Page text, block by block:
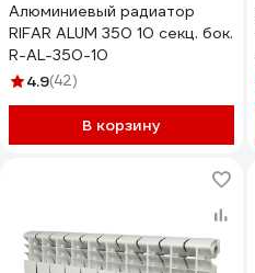
Алюминиевый радиатор
RIFAR ALUM 350 10 секц. бок.
R-AL-350-10
4.9(42)
В корзину